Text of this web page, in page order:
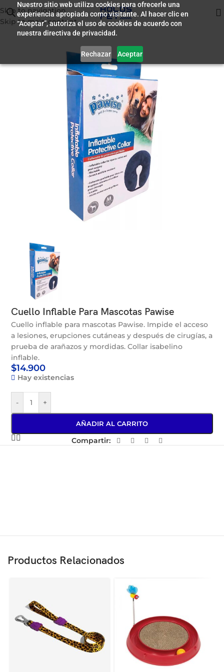
Nuestro sitio web utiliza cookies para ofrecerle una
experiencia apropiada como visitante. Al hacer clic en
“Aceptar”, autoriza el uso de cookies de acuerdo con
nuestra directiva de privacidad.
Rechazar Aceptar
Skip to navigation
Skip to main content
Inicio/ Accesorios
Cuello Inflable Para Mascotas Pawise
Cuello inflable para mascotas Pawise. Impide el acceso
a lesiones, erupciones cutáneas y después de cirugías, a
prueba de arañazos y mordidas. Collar isabelino
inflable.
$14.900
Hay existencias
- +
AÑADIR AL CARRITO
Compartir:
Productos Relacionados